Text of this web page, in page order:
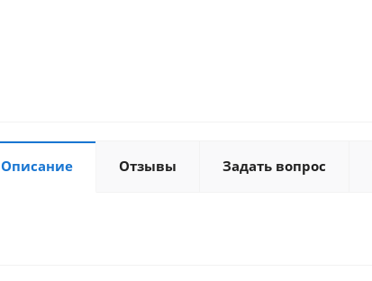
Описание Отзывы Задать вопрос